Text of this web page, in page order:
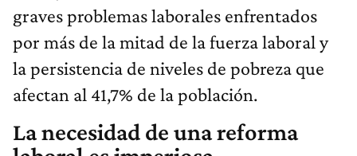
graves problemas laborales enfrentados
por más de la mitad de la fuerza laboral y
la persistencia de niveles de pobreza que
afectan al 41,7% de la población.
La necesidad de una reforma